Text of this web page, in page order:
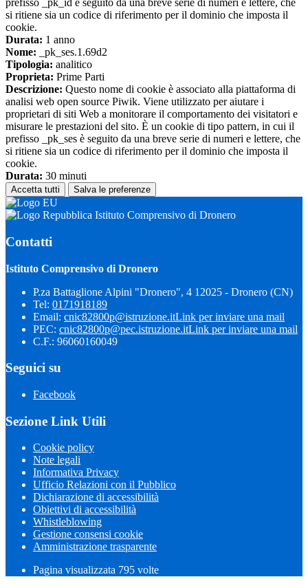
prefisso _pk_id è seguito da una breve serie di numeri e lettere, che
si ritiene sia un codice di riferimento per il dominio che imposta il
cookie.
Durata: 1 anno
Nome: _pk_ses.1.69d2
Tipologia: analitico
Proprieta: Prime Parti
Descrizione: Questo nome di cookie è associato alla piattaforma di
analisi web open source Piwik. Viene utilizzato per aiutare i
proprietari di siti Web a monitorare il comportamento dei visitatori e
misurare le prestazioni del sito. È un cookie di tipo pattern, in cui il
prefisso _pk_ses è seguito da una breve serie di numeri e lettere, che
si ritiene sia un codice di riferimento per il dominio che imposta il
cookie.
Durata: 30 minuti
Accetta tutti Salva le preferenze
Istituto Comprensivo di Dronero
Contatti
Istituto Comprensivo di Dronero
P.za Battaglione Alpini "Dronero", 4 12025 - Dronero (CN)
Tel: 0171918189
Email: cnic82800p@istruzione.itLink per inviare una mail
PEC: cnic82800p@pec.istruzione.itLink per inviare una mail
C.F.: 96060160049
Seguici su
Facebook
Sezione Link Utili
Cookie policy
Note legali
Informativa Privacy
Ufficio Relazioni con il Pubblico
Dichiarazione di accessibilità
Obiettivi di accessibilità
Whistleblowing
Gestione consensi cookie
Amministrazione trasparente
Pagina visualizzata 795 volte